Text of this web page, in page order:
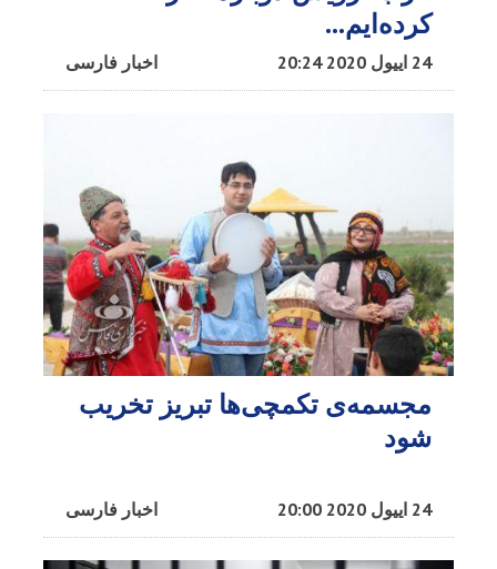
کرده‌ایم...
اخبار فارسی 24 اییول 2020 20:24
مجسمه‌ی تکمچی‌ها تبریز تخریب
شود
اخبار فارسی 24 اییول 2020 20:00